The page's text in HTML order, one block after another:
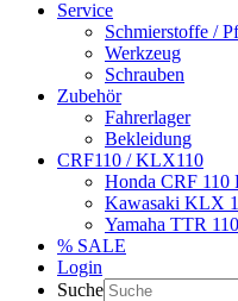
Service
Schmierstoffe /
Werkzeug
Schrauben
Zubehör
Fahrerlager
Bekleidung
CRF110 / KLX110
Honda CRF 110
Kawasaki KLX
Yamaha TTR 110
% SALE
Login
Suche